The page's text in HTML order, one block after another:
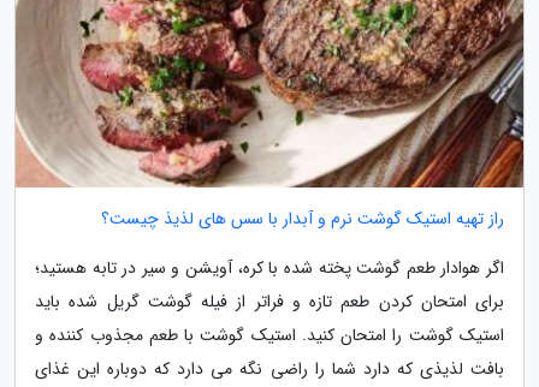
راز تهیه استیک گوشت نرم و آبدار با سس های لذیذ چیست؟
اگر هوادار طعم گوشت پخته شده با کره، آویشن و سیر در تابه هستید؛
برای امتحان کردن طعم تازه و فراتر از فیله گوشت گریل شده باید
استیک گوشت را امتحان کنید. استیک گوشت با طعم مجذوب کننده و
بافت لذیذی که دارد شما را راضی نگه می دارد که دوباره این غذای